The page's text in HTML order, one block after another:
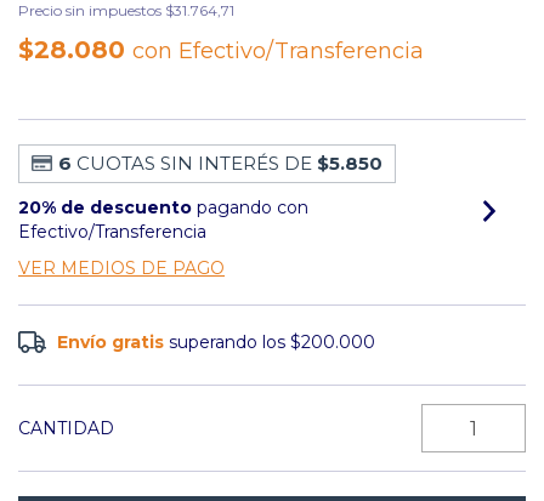
Precio sin impuestos $31.764,71
$28.080 con Efectivo/Transferencia
6 CUOTAS SIN INTERÉS DE $5.850
20% de descuento pagando con
Efectivo/Transferencia
VER MEDIOS DE PAGO
Envío gratis superando los$200.000
CANTIDAD